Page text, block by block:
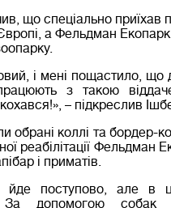
що спеціально
а Фельдман
і мені пощастило,
працюють з такою
– підкреслив
обрані коллі та бордер-
реабілітації
і приматів.
йде поступово, але в
За допомогою